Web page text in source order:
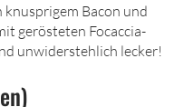
Bacon und
gerösteten Focaccia-
unwiderstehlich lecker!